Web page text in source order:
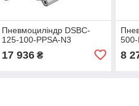
Пневмоциліндр DSBC-
125-100-PPSA-N3
17 936₴ 8